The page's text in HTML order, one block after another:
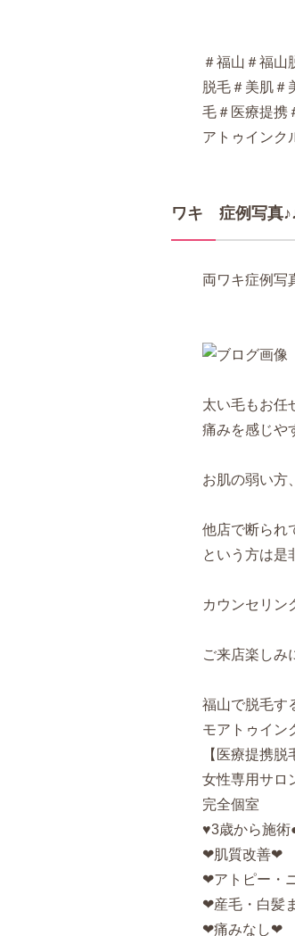
＃福山＃福山
脱毛＃美肌＃
毛＃医療提携
アトゥインク
ワキ 症例写真
両ワキ症例写
太い毛もお任
痛みを感じや
お肌の弱い方
他店で断られ
という方は是
カウンセリン
ご来店楽しみ
福山で脱毛す
モアトゥイン
【医療提携脱
女性専用サロ
完全個室
♥3歳から施術
‪‪❤︎肌質改善❤︎
❤︎アトピー・
❤︎産毛・白髪
❤︎痛みなし❤︎